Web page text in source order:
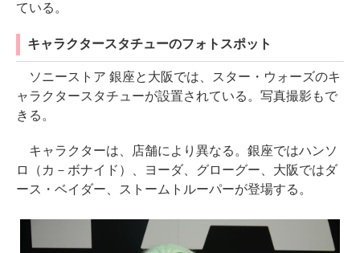
ている。
キャラクタースタチューのフォトスポット
ソニーストア 銀座と大阪では、スター・ウォーズのキ
ャラクタースタチューが設置されている。写真撮影もで
きる。
キャラクターは、店舗により異なる。銀座ではハンソ
ロ（カ－ボナイド）、ヨーダ、グローグー、大阪ではダ
ース・ベイダー、ストームトルーパーが登場する。